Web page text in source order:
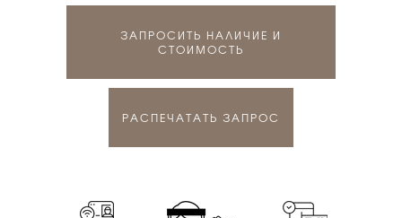
ЗАПРОСИТЬ НАЛИЧИЕ И
СТОИМОСТЬ
РАСПЕЧАТАТЬ ЗАПРОС